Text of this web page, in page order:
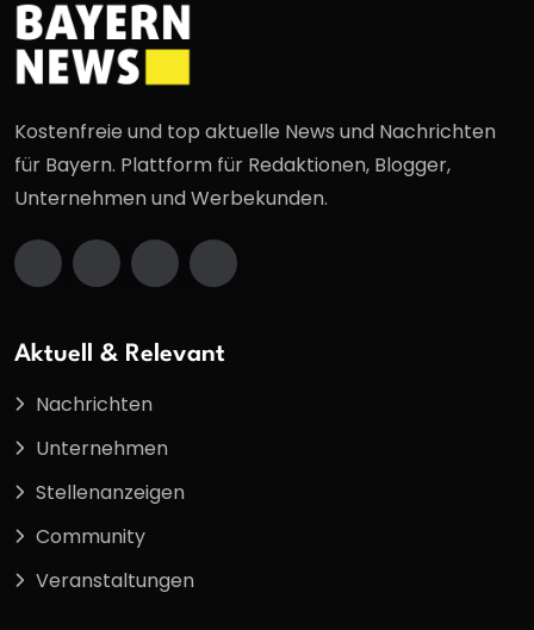
Kostenfreie und top aktuelle News und Nachrichten
für Bayern. Plattform für Redaktionen, Blogger,
Unternehmen und Werbekunden.
Aktuell & Relevant
Nachrichten
Unternehmen
Stellenanzeigen
Community
Veranstaltungen